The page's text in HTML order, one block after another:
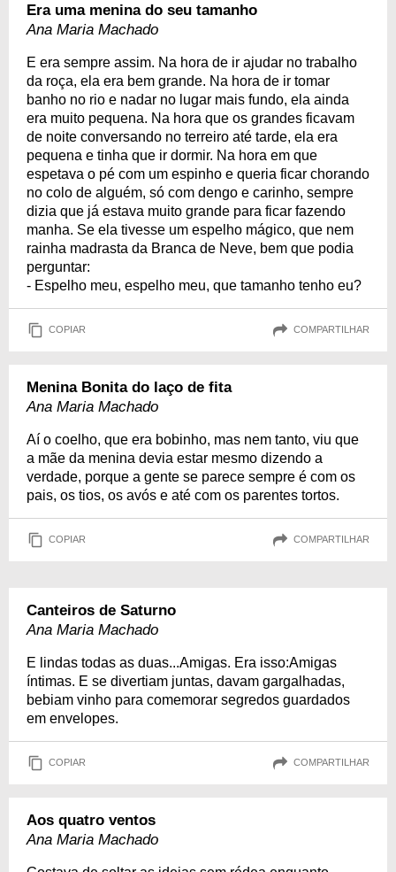
Era uma menina do seu tamanho
Ana Maria Machado
E era sempre assim. Na hora de ir ajudar no trabalho
da roça, ela era bem grande. Na hora de ir tomar
banho no rio e nadar no lugar mais fundo, ela ainda
era muito pequena. Na hora que os grandes ficavam
de noite conversando no terreiro até tarde, ela era
pequena e tinha que ir dormir. Na hora em que
espetava o pé com um espinho e queria ficar chorando
no colo de alguém, só com dengo e carinho, sempre
dizia que já estava muito grande para ficar fazendo
manha. Se ela tivesse um espelho mágico, que nem
rainha madrasta da Branca de Neve, bem que podia
perguntar:
- Espelho meu, espelho meu, que tamanho tenho eu?
COPIAR COMPARTILHAR
Menina Bonita do laço de fita
Ana Maria Machado
Aí o coelho, que era bobinho, mas nem tanto, viu que
a mãe da menina devia estar mesmo dizendo a
verdade, porque a gente se parece sempre é com os
pais, os tios, os avós e até com os parentes tortos.
COPIAR COMPARTILHAR
Canteiros de Saturno
Ana Maria Machado
E lindas todas as duas...Amigas. Era isso:Amigas
íntimas. E se divertiam juntas, davam gargalhadas,
bebiam vinho para comemorar segredos guardados
em envelopes.
COPIAR COMPARTILHAR
Aos quatro ventos
Ana Maria Machado